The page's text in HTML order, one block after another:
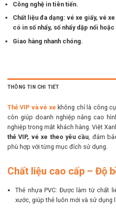
Công nghệ in tiên tiến.
Chất liệu đa dạng: vé xe giấy, vé
có in số nhẩy, số nhẩy dập nổi
Giao hàng nhanh chóng.
THÔNG TIN CHI TIẾT
Thẻ VIP và vé xe không chỉ là công
còn giúp doanh nghiệp nâng cao
nghiệp trong mắt khách hàng. Việt
thẻ VIP, vé xe theo yêu cầu, đảm
phù hợp với từng mục đích sử dụng.
Chất liệu cao cấp – Độ
Thẻ nhựa PVC: Được làm từ chất
xước, giúp thẻ luôn mới và sử dụng